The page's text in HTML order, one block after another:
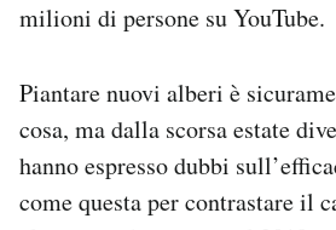
milioni di persone su YouTube.
Piantare nuovi alberi è
cosa, ma dalla scorsa estate
hanno espresso dubbi
come questa per contrastare il